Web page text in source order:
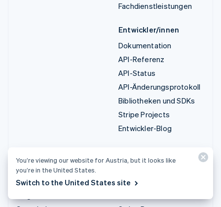
Fachdienstleistungen
Entwickler/innen
Dokumentation
API-Referenz
API-Status
API-Änderungsprotokoll
Bibliotheken und SDKs
Stripe Projects
Entwickler-Blog
Leitfäden
Kundenstories
Karriere
You’re viewing our website for Austria, but it looks like
you’re in the United States.
Switch to the United States site